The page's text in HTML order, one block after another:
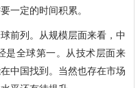
一定的时间积累。
列。从规模层面来看，中
是全球第一。从技术层面来
中国找到。当然也存在市场